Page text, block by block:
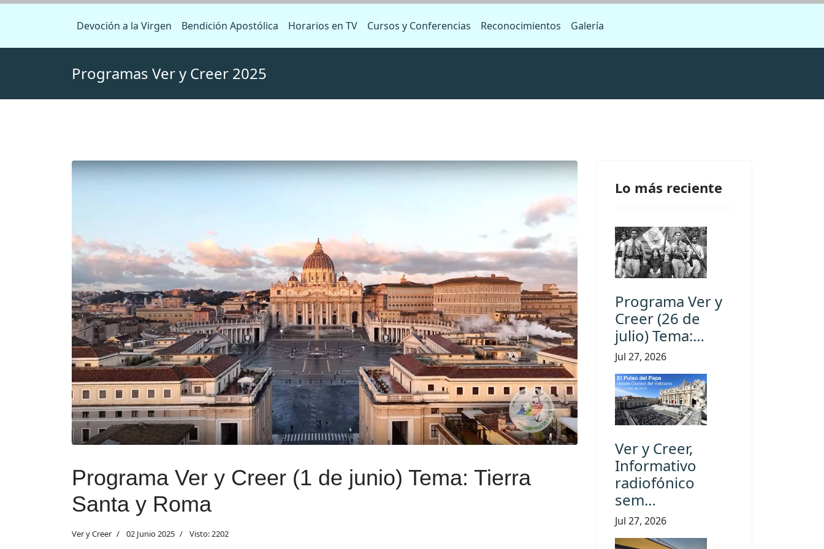
Devoción a la Virgen Bendición Apostólica Horarios en TV Cursos y Conferencias Reconocimientos Galería
Programas Ver y Creer 2025
Programa Ver y Creer (1 de junio) Tema: Tierra
Santa y Roma
Ver y Creer 02 Junio 2025 Visto: 2202
Lo más reciente
Programa Ver y
Creer (26 de
julio) Tema:…
Jul 27, 2026
Ver y Creer,
Informativo
radiofónico
sem…
Jul 27, 2026